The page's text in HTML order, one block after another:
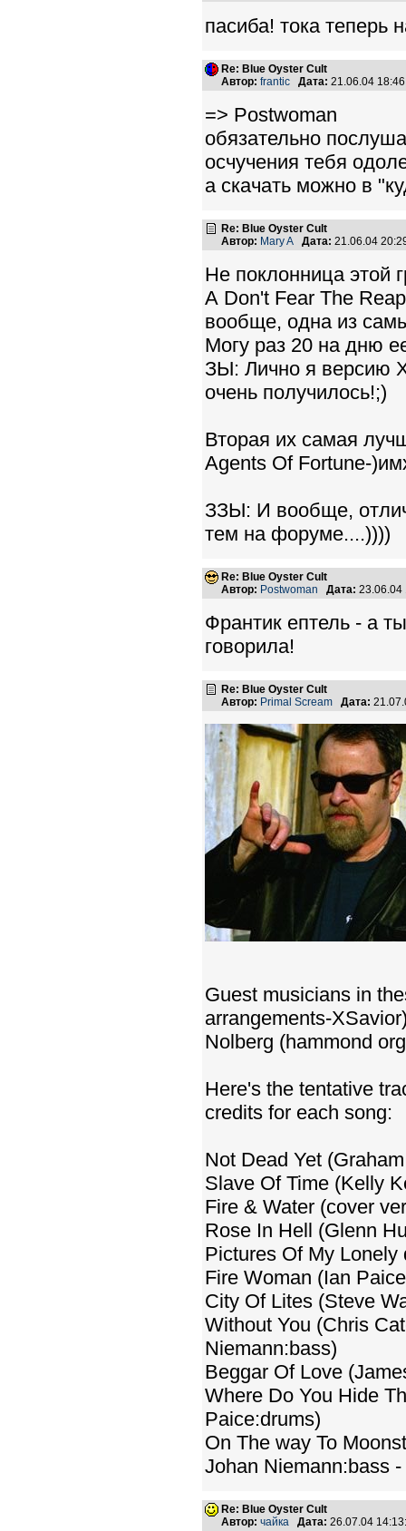
пасиба! тока теперь
Re: Blue Oyster Cult
Автор: frantic Дата: 21.06.04
=> Postwoman
обязательно
осчучения тебя
а скачать можно в
Re: Blue Oyster Cult
Автор: Mary A Дата: 21.06.04
Не поклонница этой
А Don't Fear The
вообще, одна из
Могу раз 20 на дню
ЗЫ: Лично я версию
очень получилось!;)
Вторая их самая
Agents Of Fortune-
ЗЗЫ: И вообще,
тем на форуме....))))
Re: Blue Oyster Cult
Автор: Postwoman Дата:
Франтик ептель - а
говорила!
Re: Blue Oyster Cult
Автор: Primal Scream Дата:
Guest musicians in
arrangements-
Nolberg (hammond
Here's the tentative
credits for each song:
Not Dead Yet
Slave Of Time (Kelly
Fire & Water (cover
Rose In Hell (Glenn
Pictures Of My Lonely
Fire Woman (Ian
City Of Lites (Steve
Without You (Chris
Niemann:bass)
Beggar Of Love
Where Do You Hide
Paice:drums)
On The way To
Johan Niemann:bass
Re: Blue Oyster Cult
Автор: чайка Дата: 26.07.04